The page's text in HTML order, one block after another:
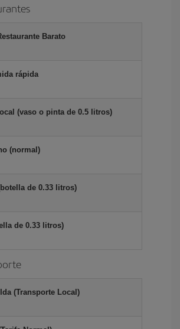
Barato
rápida
(vaso o pinta de 0.5 litros)
(normal)
de 0.33 litros)
de 0.33 litros)
(Transporte Local)